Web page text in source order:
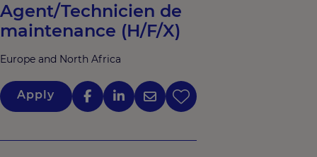
Agent/Technicien de
maintenance (H/F/X)
Europe and North Africa
Apply